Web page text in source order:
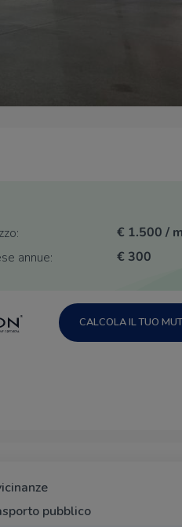
€ 1.500 /
annue:
€ 300
CALCOLA IL TUO
pubblico